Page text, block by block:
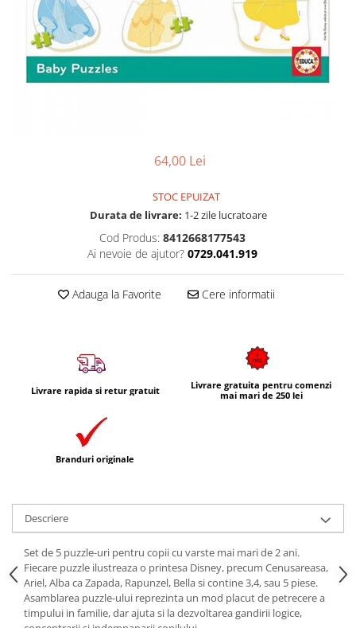
64,00 Lei
STOC EPUIZAT
Durata de livrare: 1-2 zile lucratoare
Cod Produs: 8412668177543
Ai nevoie de ajutor? 0729.041.919
Adauga la Favorite Cere informatii
Livrare rapida si retur gratuit
Livrare gratuita pentru comenzi
mai mari de 250 lei
Branduri originale
Descriere
Set de 5 puzzle-uri pentru copii cu varste mai mari de 2 ani.
Fiecare puzzle ilustreaza o printesa Disney, precum Cenusareasa,
Ariel, Alba ca Zapada, Rapunzel, Bella si contine 3,4, sau 5 piese.
Asamblarea puzzle-ului reprezinta un mod placut de petrecere a
timpului in familie, dar ajuta si la dezvoltarea gandirii logice,